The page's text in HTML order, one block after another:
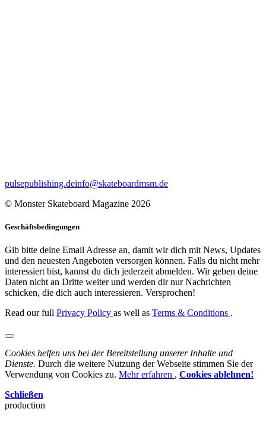
pulsepublishing.deinfo@skateboardmsm.de
© Monster Skateboard Magazine 2026
Geschäftsbedingungen
Gib bitte deine Email Adresse an, damit wir dich mit News, Updates
und den neuesten Angeboten versorgen können. Falls du nicht mehr
interessiert bist, kannst du dich jederzeit abmelden. Wir geben deine
Daten nicht an Dritte weiter und werden dir nur Nachrichten
schicken, die dich auch interessieren. Versprochen!
Read our full Privacy Policy as well as Terms & Conditions .
Cookies helfen uns bei der Bereitstellung unserer Inhalte und
Dienste. Durch die weitere Nutzung der Webseite stimmen Sie der
Verwendung von Cookies zu. Mehr erfahren , Cookies ablehnen!
Schließen
production